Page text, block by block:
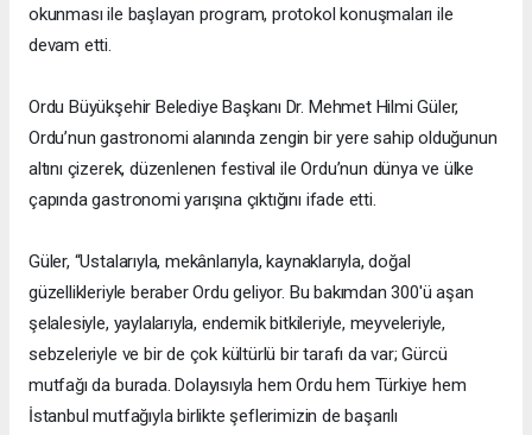
okunması ile başlayan program, protokol konuşmaları ile
devam etti.
Ordu Büyükşehir Belediye Başkanı Dr. Mehmet Hilmi Güler,
Ordu’nun gastronomi alanında zengin bir yere sahip olduğunun
altını çizerek, düzenlenen festival ile Ordu’nun dünya ve ülke
çapında gastronomi yarışına çıktığını ifade etti.
Güler, “Ustalarıyla, mekânlarıyla, kaynaklarıyla, doğal
güzellikleriyle beraber Ordu geliyor. Bu bakımdan 300'ü aşan
şelalesiyle, yaylalarıyla, endemik bitkileriyle, meyveleriyle,
sebzeleriyle ve bir de çok kültürlü bir tarafı da var; Gürcü
mutfağı da burada. Dolayısıyla hem Ordu hem Türkiye hem
İstanbul mutfağıyla birlikte şeflerimizin de başarılı